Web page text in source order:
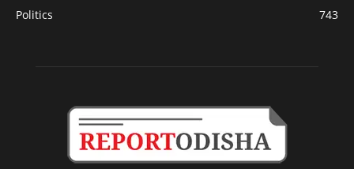
Politics
743